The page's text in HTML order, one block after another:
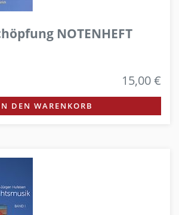
NOTENHEFT
15,00 €
DEN WARENKORB